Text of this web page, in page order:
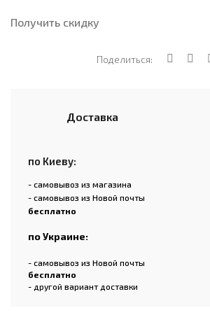
Получить скидку
Поделиться:
Доставка
по Киеву:
- самовывоз из магазина
- самовывоз из Новой почты
бесплатно
по Украине:
- самовывоз из Новой почты
бесплатно
- другой вариант доставки